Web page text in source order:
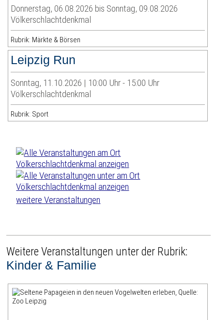
Donnerstag, 06.08.2026 bis Sonntag, 09.08.2026
Völkerschlachtdenkmal
Rubrik: Märkte & Börsen
Leipzig Run
Sonntag, 11.10.2026 | 10:00 Uhr - 15:00 Uhr
Völkerschlachtdenkmal
Rubrik: Sport
weitere Veranstaltungen
Weitere Veranstaltungen unter der Rubrik:
Kinder & Familie